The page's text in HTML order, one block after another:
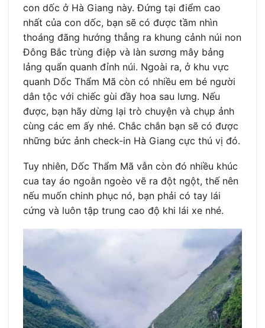
con dốc ở Hà Giang này. Đứng tại điểm cao
nhất của con dốc, bạn sẽ có được tầm nhìn
thoáng đãng hướng thẳng ra khung cảnh núi non
Đông Bắc trùng điệp và làn sương mây bảng
lảng quẩn quanh đỉnh núi. Ngoài ra, ở khu vực
quanh Dốc Thẩm Mã còn có nhiều em bé người
dân tộc với chiếc gùi đầy hoa sau lưng. Nếu
được, bạn hãy dừng lại trò chuyện và chụp ảnh
cùng các em ấy nhé. Chắc chắn bạn sẽ có được
những bức ảnh check-in Hà Giang cực thú vị đó.
Tuy nhiên, Dốc Thẩm Mã vẫn còn đó nhiều khúc
cua tay áo ngoằn ngoèo vẽ ra đột ngột, thế nên
nếu muốn chinh phục nó, bạn phải có tay lái
cứng và luôn tập trung cao độ khi lái xe nhé.